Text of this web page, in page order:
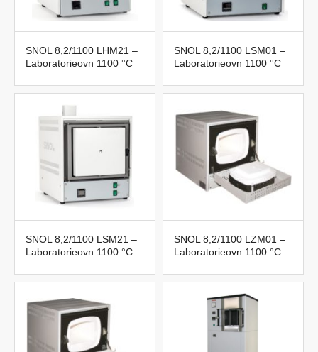
SNOL 8,2/1100 LHM21 –
Laboratorieovn 1100 °C
SNOL 8,2/1100 LSM01 –
Laboratorieovn 1100 °C
SNOL 8,2/1100 LSM21 –
Laboratorieovn 1100 °C
SNOL 8,2/1100 LZM01 –
Laboratorieovn 1100 °C